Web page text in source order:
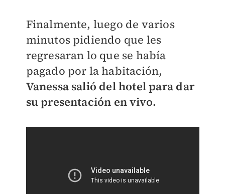
Finalmente, luego de varios
minutos pidiendo que les
regresaran lo que se había
pagado por la habitación,
Vanessa salió del hotel para dar
su presentación en vivo.